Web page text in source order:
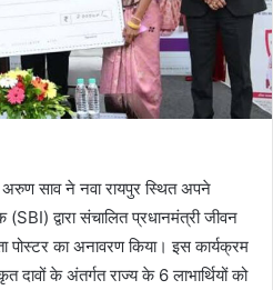
साव ने नवा रायपुर स्थित अपने
द्वारा संचालित प्रधानमंत्री जीवन
पोस्टर का अनावरण किया। इस कार्यक्रम
दावों के अंतर्गत राज्य के 6 लाभार्थियों को